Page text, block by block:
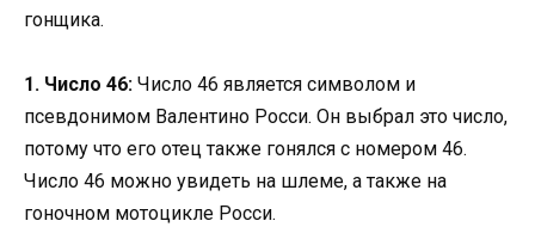
гонщика.
1. Число 46: Число 46 является символом и
псевдонимом Валентино Росси. Он выбрал это число,
потому что его отец также гонялся с номером 46.
Число 46 можно увидеть на шлеме, а также на
гоночном мотоцикле Росси.